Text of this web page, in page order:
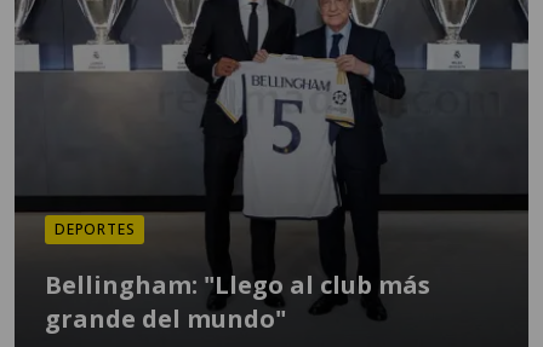
DEPORTES
Bellingham: "Llego al club más
grande del mundo"